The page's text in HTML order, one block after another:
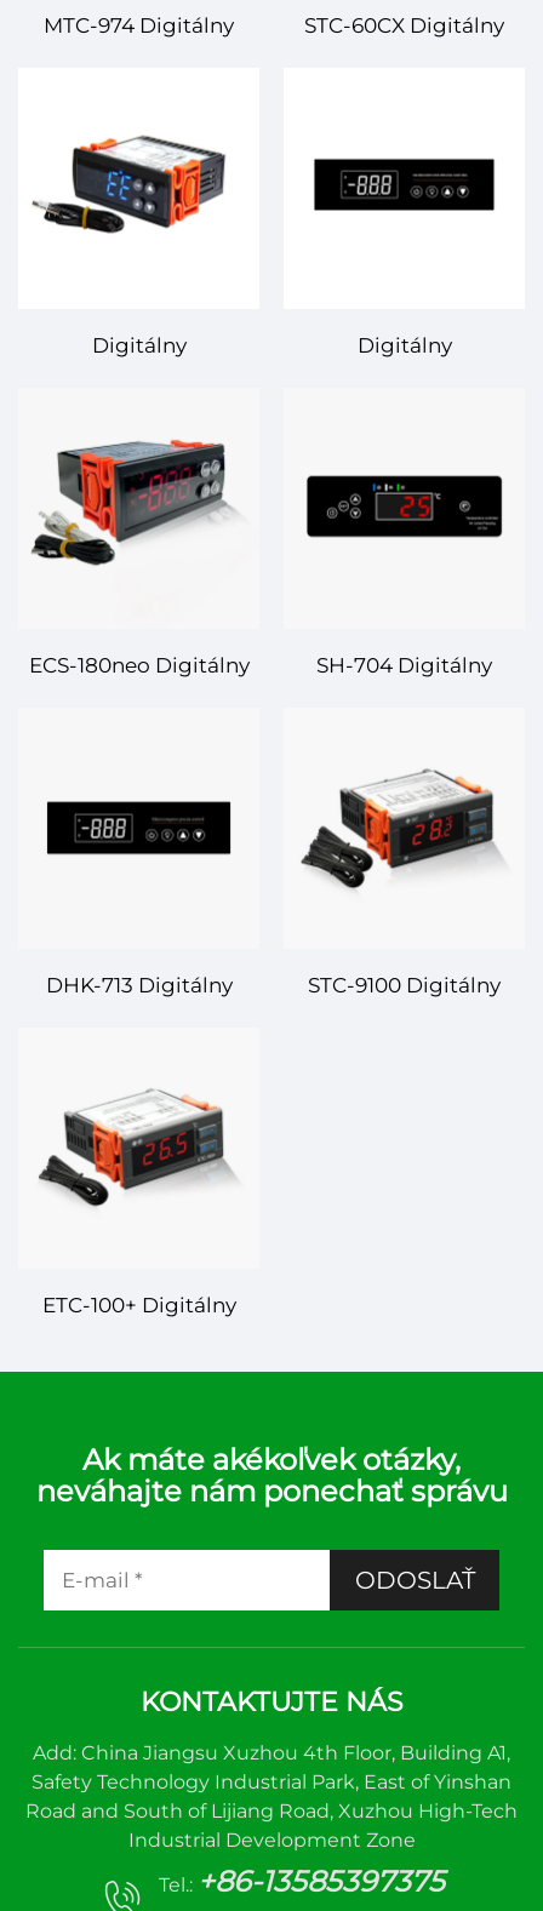
MTC-974 Digitálny
presnosť a spolehlivá
regulácia teploty pre
rôzne aplikácie
STC-60CX Digitálny
pre chladicí a ohrevové
systémy
Digitálny
spolehlivá a presná
regulácia teploty pre
vaše aplikácie
Digitálny
regulácia teploty pre
priemyselné aplikácie
ECS-180neo Digitálny
úpravu teploty
SH-704 Digitálny
riadenie teploty pre
rôzne aplikácie
DHK-713 Digitálny
pre priemyselné a
komerčné systémy
STC-9100 Digitálny
ETC-100+ Digitálny
regulátor – Presný
pre zvýšenú účinnosť
Ak máte akékoľvek otázky,
neváhajte nám ponechať správu
ODOSLAŤ
KONTAKTUJTE NÁS
Add: China Jiangsu Xuzhou 4th Floor, Building A1,
Safety Technology Industrial Park, East of Yinshan
Road and South of Lijiang Road, Xuzhou High-Tech
Industrial Development Zone
Tel.: +86-13585397375